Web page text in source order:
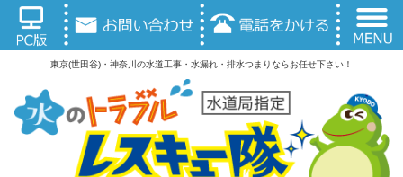
東京(世田谷)・神奈川の水道工事・水漏れ・排水つまりならお任せ下さい！